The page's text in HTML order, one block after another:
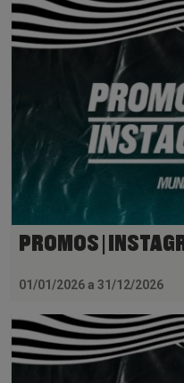
PROMOS |
01/01/2026 a 31/12/2026